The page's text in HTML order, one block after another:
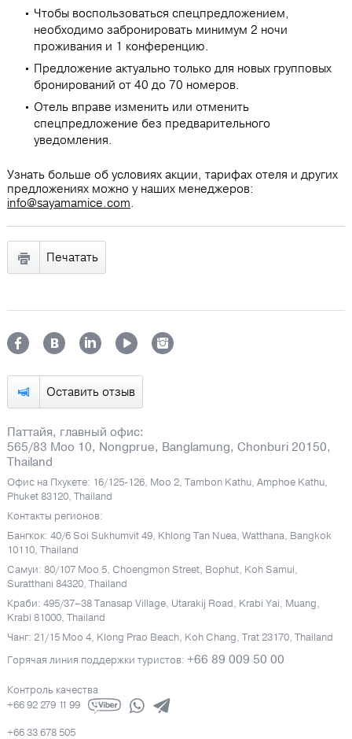
Оставить отзыв
Паттайя, главный офис:
565/83 Moo 10, Nongprue, Banglamung, Chonburi 20150,
Thailand
Офис на Пхукете: 16/125-126, Moo 2, Tambon Kathu, Amphoe Kathu,
Phuket 83120, Thailand
Контакты регионов:
Бангкок: 40/6 Soi Sukhumvit 49, Khlong Tan Nuea, Watthana, Bangkok
10110, Thailand
Самуи: 80/107 Moo 5, Choengmon Street, Bophut, Koh Samui,
Suratthani 84320, Thailand
Краби: 495/37–38 Tanasap Village, Utarakij Road, Krabi Yai, Muang,
Krabi 81000, Thailand
Чанг: 21/15 Moo 4, Klong Prao Beach, Koh Chang, Trat 23170, Thailand
Горячая линия поддержки туристов: +66 89 009 50 00
Контроль качества
+66 92 279 11 99
+66 33 678 505
Чтобы воспользоваться спецпредложением,
необходимо забронировать минимум 2 ночи
проживания и 1 конференцию.
Предложение актуально только для новых групповых
бронирований от 40 до 70 номеров.
Отель вправе изменить или отменить
спецпредложение без предварительного
уведомления.
Узнать больше об условиях акции, тарифах отеля и других
предложениях можно у наших менеджеров:
info@sayamamice.com.
Печатать